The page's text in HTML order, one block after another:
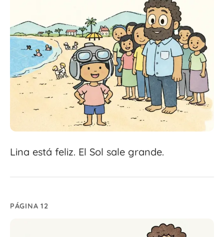
Lina está feliz. El Sol sale grande.
PÁGINA 12